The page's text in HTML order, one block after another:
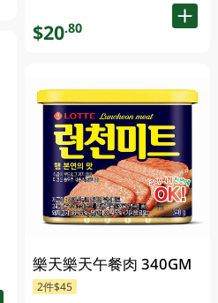
$20.80
樂天樂天午餐肉 340GM
2件$45